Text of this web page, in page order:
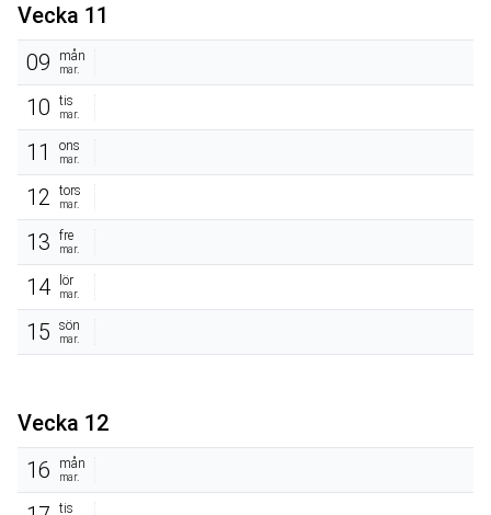
Vecka 11
09
mån
mar.
10 tis
mar.
11 ons
mar.
12 tors
mar.
13 fre
mar.
14 lör
mar.
15 sön
mar.
Vecka 12
16
mån
mar.
tis